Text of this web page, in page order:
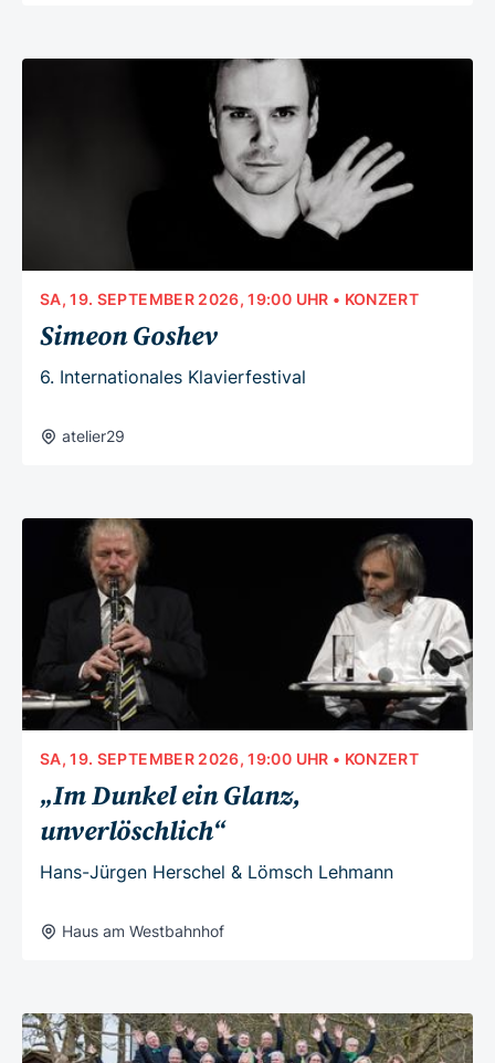
SA, 19. SEPTEMBER 2026, 19:00 UHR • KONZERT
Simeon Goshev
6. Internationales Klavierfestival
atelier29
SA, 19. SEPTEMBER 2026, 19:00 UHR • KONZERT
„Im Dunkel ein Glanz,
unverlöschlich“
Hans-Jürgen Herschel & Lömsch Lehmann
Haus am Westbahnhof